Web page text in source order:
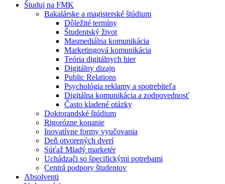
Študuj na FMK
Bakalárske a magisterské štúdium
Dôležité termíny
Študentský život
Masmediálna komunikácia
Marketingová komunikácia
Teória digitálnych hier
Digitálny dizajn
Public Relations
Psychológia reklamy a spotrebiteľa
Digitálna komunikácia a zodpovednosť
Často kladené otázky
Doktorandské štúdium
Rigorózne konanie
Inovatívne formy vyučovania
Deň otvorených dverí
Súťaž Mladý marketér
Uchádzači so špecifickými potrebami
Centrá podpory študentov
Absolventi